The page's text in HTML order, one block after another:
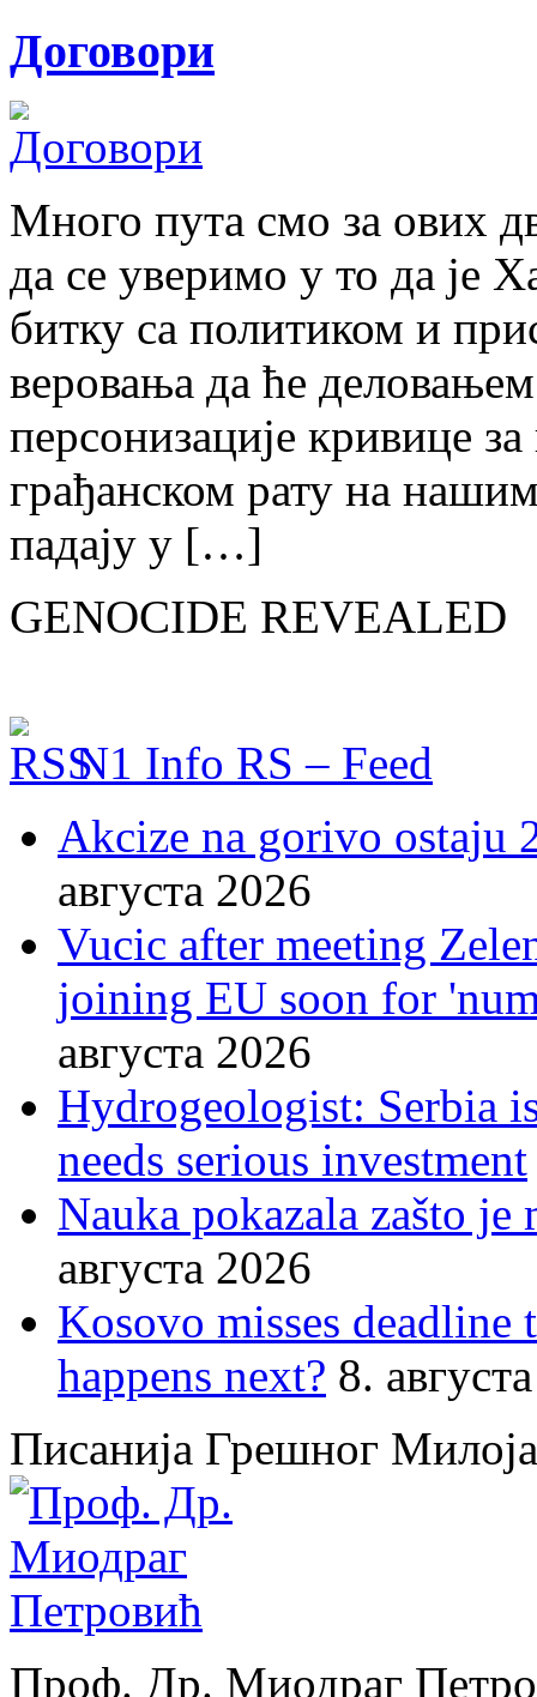
Договори
Много пута смо за ових
да се уверимо у то да је
битку са политиком и
веровања да ће
персонизације кривице
грађанском рату на
падају у […]
GENOCIDE REVEALED
N1 Info RS – Feed
Akcize na gorivo ostaju
августа 2026
Vucic after meeting
joining EU soon for
августа 2026
Hydrogeologist: Serbia
needs serious investment
Nauka pokazala zašto
августа 2026
Kosovo misses
happens next? 8.
Писанија Грешног Милоја
Проф. Др. Миодраг